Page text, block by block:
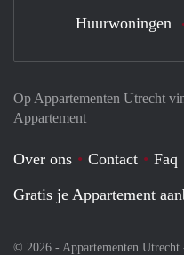
Op Appartementen Utrecht
Appartement
Over ons Contact Faq
Gratis je Appartement
© 2026 - Appartementen
Huurwoningen